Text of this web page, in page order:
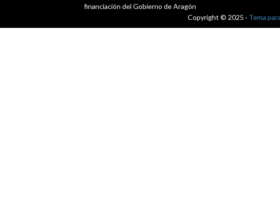
financiación del Gobierno de Aragón
Copyright © 2025 · Tema